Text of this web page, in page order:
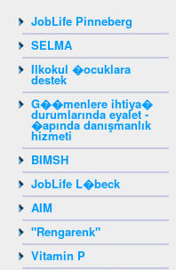
JobLife Pinneberg
SELMA
Ilkokul �ocuklara
destek
G��menlere ihtiya�
durumlarında eyalet -
�apında danışmanlık
hizmeti
BIMSH
JobLife L�beck
AIM
"Rengarenk"
Vitamin P